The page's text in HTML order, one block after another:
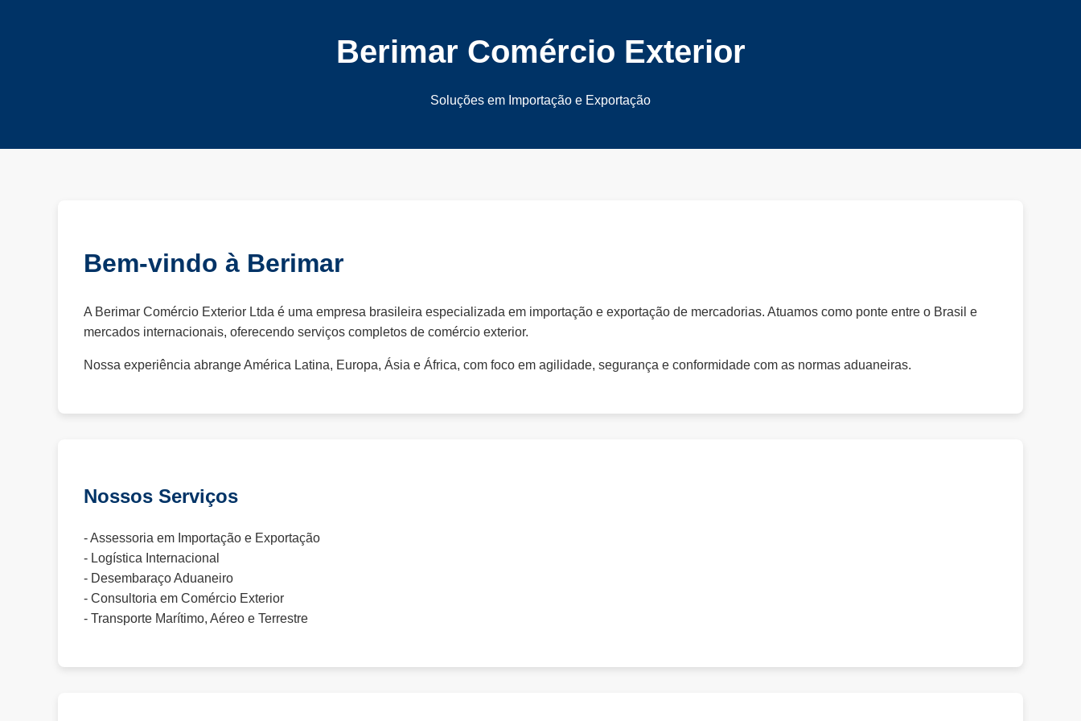
Berimar Comércio Exterior
Soluções em Importação e Exportação
Bem-vindo à Berimar
A Berimar Comércio Exterior Ltda é uma empresa brasileira especializada em importação e exportação de mercadorias. Atuamos como ponte entre o Brasil e
mercados internacionais, oferecendo serviços completos de comércio exterior.
Nossa experiência abrange América Latina, Europa, Ásia e África, com foco em agilidade, segurança e conformidade com as normas aduaneiras.
Nossos Serviços
- Assessoria em Importação e Exportação
- Logística Internacional
- Desembaraço Aduaneiro
- Consultoria em Comércio Exterior
- Transporte Marítimo, Aéreo e Terrestre